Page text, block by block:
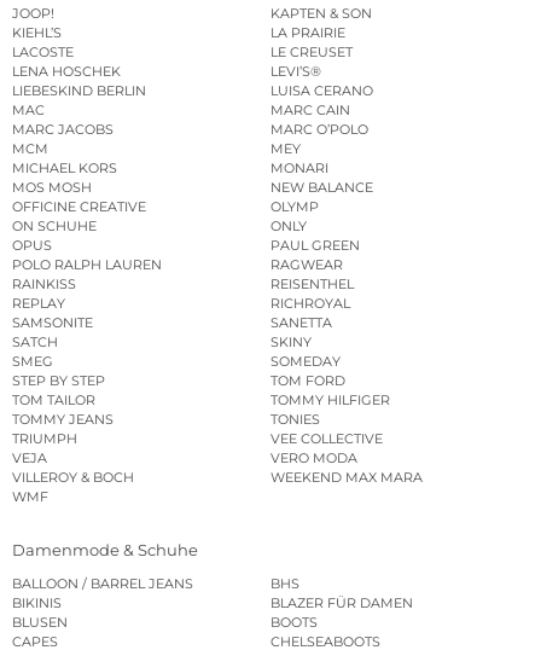
JOOP!
KAPTEN & SON
KIEHL’S
LA PRAIRIE
LACOSTE
LE CREUSET
LENA HOSCHEK
LEVI’S®
LIEBESKIND BERLIN
LUISA CERANO
MAC
MARC CAIN
MARC JACOBS
MARC O’POLO
MCM
MEY
MICHAEL KORS
MONARI
MOS MOSH
NEW BALANCE
OFFICINE CREATIVE
OLYMP
ON SCHUHE
ONLY
OPUS
PAUL GREEN
POLO RALPH LAUREN
RAGWEAR
RAINKISS
REISENTHEL
REPLAY
RICHROYAL
SAMSONITE
SANETTA
SATCH
SKINY
SMEG
SOMEDAY
STEP BY STEP
TOM FORD
TOM TAILOR
TOMMY HILFIGER
TOMMY JEANS
TONIES
TRIUMPH
VEE COLLECTIVE
VEJA
VERO MODA
VILLEROY & BOCH
WEEKEND MAX MARA
WMF
Damenmode & Schuhe
BALLOON / BARREL JEANS
BHS
BIKINIS
BLAZER FÜR DAMEN
BLUSEN
BOOTS
CAPES
CHELSEABOOTS